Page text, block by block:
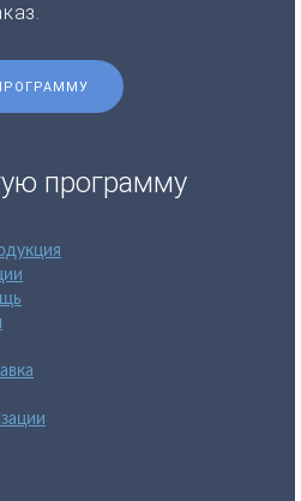
программу